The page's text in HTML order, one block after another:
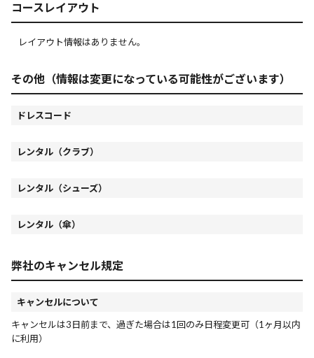
コースレイアウト
レイアウト情報はありません。
その他（情報は変更になっている可能性がございます）
ドレスコード
レンタル（クラブ）
レンタル（シューズ）
レンタル（傘）
弊社のキャンセル規定
キャンセルについて
キャンセルは3日前まで、過ぎた場合は1回のみ日程変更可（1ヶ月以内
に利用）